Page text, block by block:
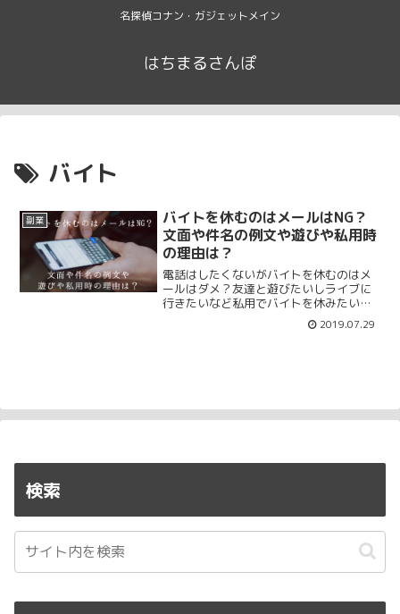
名探偵コナン・ガジェットメイン
はちまるさんぽ
バイト
副業
バイトを休むのはメールはNG？
文面や件名の例文や遊びや私用時
の理由は？
電話はしたくないがバイトを休むのはメ
ールはダメ？友達と遊びたいしライブに
行きたいなど私用でバイトを休みたいけ
どメールで送ってもいい？当日や前日は
ダメそうだけど事前に1週間前なら休むこ
2019.07.29
検索